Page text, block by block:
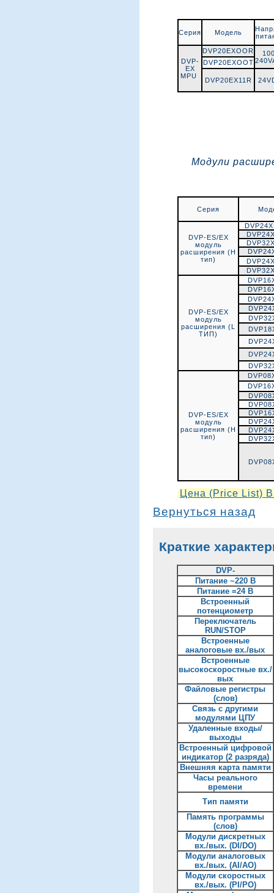
Серия Модель
DVP-
EX
MPU
DVP20EXOOR
DVP20EXOOT
DVP20EX11R
Модули
Серия
DVP-ES/EX
модуль
расширения (Н
тип)
DVP-ES/EX
модуль
расширения (L
ТИП)
DVP-ES/EX
модуль
расширения (Н
тип)
Цена (Price List)
Вернуться назад
Краткие
DVP-
Питание ~220 В
Питание =24 В
Встроенный
потенциометр
Переключатель
RUN/STOP
Встроенные
аналоговые вх./вых
Встроенные
высокоскоростные вх./
вых
Файловые регистры
(слов)
Связь с другими
модулями ЦПУ
Удаленные входы/
выходы
Встроенный цифровой
индикатор (2 разряда)
Внешняя карта памяти
Часы реального
времени
Тип памяти
Память программы
(слов)
Модули дискретных
вх./вых. (DI/DO)
Модули аналоговых
вх./вых. (AI/AO)
Модули скоростных
вх./вых. (PI/PO)